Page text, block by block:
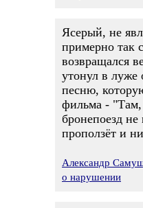
Ясерый, не
примерно так
возвращался
утонул в луже
песню,
фильма - "Там,
бронепоезд
проползёт и
Александр
о нарушении